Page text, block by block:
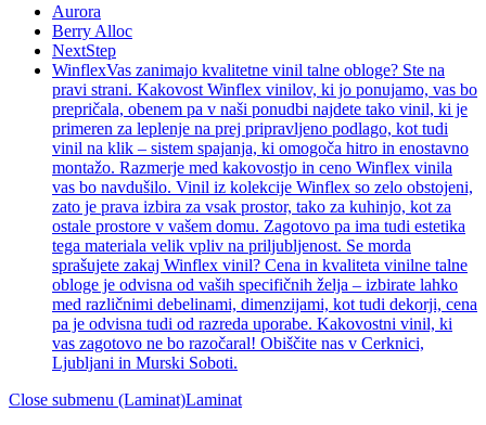
Aurora
Berry Alloc
NextStep
WinflexVas zanimajo kvalitetne vinil talne obloge? Ste na
pravi strani. Kakovost Winflex vinilov, ki jo ponujamo, vas bo
prepričala, obenem pa v naši ponudbi najdete tako vinil, ki je
primeren za leplenje na prej pripravljeno podlago, kot tudi
vinil na klik – sistem spajanja, ki omogoča hitro in enostavno
montažo. Razmerje med kakovostjo in ceno Winflex vinila
vas bo navdušilo. Vinil iz kolekcije Winflex so zelo obstojeni,
zato je prava izbira za vsak prostor, tako za kuhinjo, kot za
ostale prostore v vašem domu. Zagotovo pa ima tudi estetika
tega materiala velik vpliv na priljubljenost. Se morda
sprašujete zakaj Winflex vinil? Cena in kvaliteta vinilne talne
obloge je odvisna od vaših specifičnih želja – izbirate lahko
med različnimi debelinami, dimenzijami, kot tudi dekorji, cena
pa je odvisna tudi od razreda uporabe. Kakovostni vinil, ki
vas zagotovo ne bo razočaral! Obiščite nas v Cerknici,
Ljubljani in Murski Soboti.
Close submenu (Laminat)Laminat